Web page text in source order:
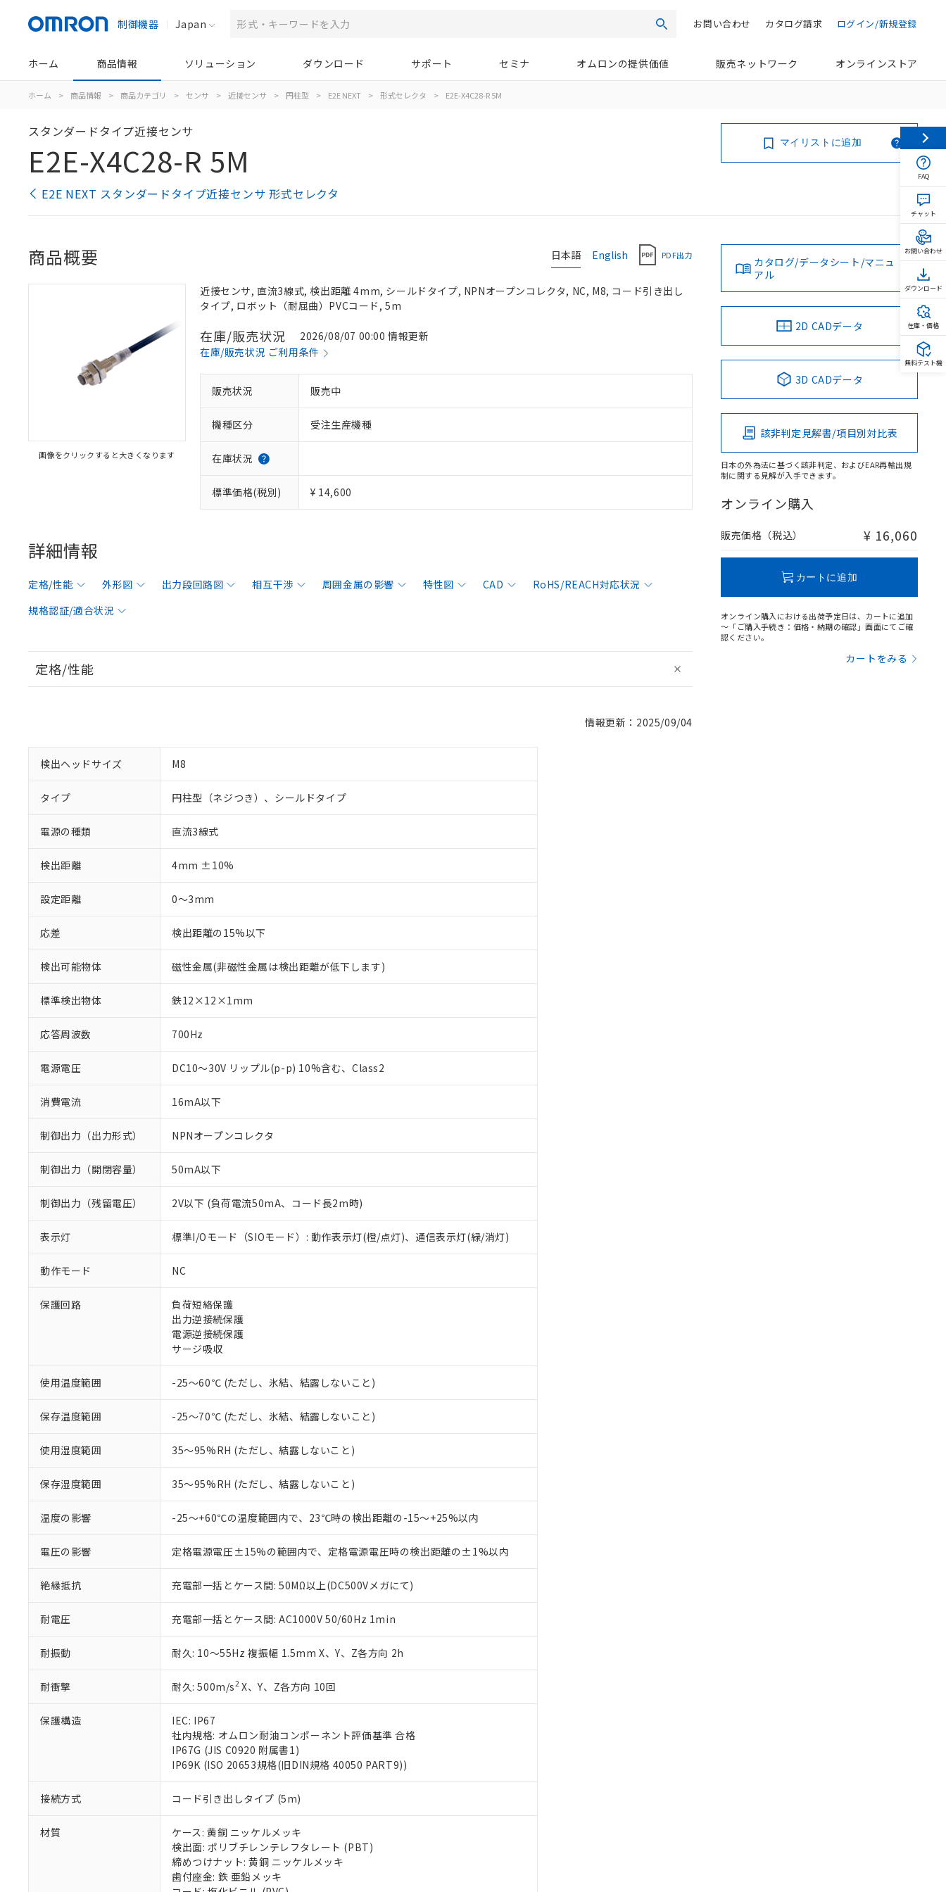
制御機器 Japan 検索 ログイン/新規登録
カタログ請求
お問い合わせ
ホーム 商品情報 ソリューション ダウンロード サポート セミナ オムロンの提供価値 販売ネットワーク オンラインストア
ホーム > 商品情報 > 商品カテゴリ > センサ > 近接センサ > 円柱型 > E2E NEXT > 形式セレクタ > E2E-X4C28-R 5M
スタンダードタイプ近接センサ
E2E-X4C28-R 5M
E2E NEXT スタンダードタイプ近接センサ 形式セレクタ
マイリストに追加
日本語 English PDF出力
商品概要
画像をクリックすると大きくなります
近接センサ, 直流3線式, 検出距離 4mm, シールドタイプ, NPNオープンコレクタ, NC, M8, コード引き出し
タイプ, ロボット（耐屈曲）PVCコード, 5m
在庫/販売状況
2026/08/07 00:00 情報更新
在庫/販売状況 ご利用条件
販売状況 販売中
機種区分 受注生産機種
在庫状況
標準価格(税別) ¥ 14,600
詳細情報
定格/性能 外形図 出力段回路図 相互干渉 周囲金属の影響 特性図 CAD
RoHS/REACH対応状況
規格認証/適合状況
定格/性能
情報更新：2025/09/04
検出ヘッドサイズ M8
タイプ 円柱型（ネジつき）、シールドタイプ
電源の種類 直流3線式
検出距離 4mm ±10%
設定距離 0～3mm
応差 検出距離の15%以下
検出可能物体 磁性金属(非磁性金属は検出距離が低下します)
標準検出物体 鉄12×12×1mm
応答周波数 700Hz
電源電圧 DC10～30V リップル(p-p) 10%含む、Class2
消費電流 16mA以下
制御出力（出力形式） NPNオープンコレクタ
制御出力（開閉容量） 50mA以下
制御出力（残留電圧） 2V以下 (負荷電流50mA、コード長2m時)
表示灯 標準I/Oモード（SIOモード）: 動作表示灯(橙/点灯)、通信表示灯(緑/消灯)
動作モード NC
保護回路
負荷短絡保護
出力逆接続保護
電源逆接続保護
サージ吸収
使用温度範囲 -25～60℃ (ただし、氷結、結露しないこと)
保存温度範囲 -25～70℃ (ただし、氷結、結露しないこと)
使用湿度範囲 35～95%RH (ただし、結露しないこと)
保存湿度範囲 35～95%RH (ただし、結露しないこと)
温度の影響 -25～+60℃の温度範囲内で、23℃時の検出距離の-15～+25%以内
電圧の影響 定格電源電圧±15%の範囲内で、定格電源電圧時の検出距離の±1%以内
絶縁抵抗 充電部一括とケース間: 50MΩ以上(DC500Vメガにて)
耐電圧 充電部一括とケース間: AC1000V 50/60Hz 1min
耐振動 耐久: 10～55Hz 複振幅 1.5mm X、Y、Z各方向 2h
耐衝撃 耐久: 500m/s2X、Y、Z各方向 10回
保護構造
IEC: IP67
社内規格: オムロン耐油コンポーネント評価基準 合格
IP67G (JIS C0920 附属書1)
IP69K (ISO 20653規格(旧DIN規格 40050 PART9))
接続方式 コード引き出しタイプ (5m)
材質
ケース: 黄銅 ニッケルメッキ
検出面: ポリブチレンテレフタレート (PBT)
締めつけナット: 黄銅 ニッケルメッキ
歯付座金: 鉄 亜鉛メッキ
カタログ/データシート/マニュ
アル
2D CADデータ
3D CADデータ
該非判定見解書/項目別対比表
日本の外為法に基づく該非判定、およびEAR再輸出規
制に関する見解が入手できます。
オンライン購入
販売価格（税込） ¥ 16,060
カートに追加
オンライン購入における出荷予定日は、カートに追加
～「ご購入手続き：価格・納期の確認」画面にてご確
認ください。
カートをみる
以下の条件をお読みいただき、同意のうえご利用ください。
当社制御機器事業取扱商品の中には、本サービスの対象外となる商品もあることをご了承ください。
在庫状況および標準価格照会結果は、記載している更新日時点での社内データに基づき作成されるも
のであり、閲覧された時点での実際の在庫および標準価格とは異なる場合があることをご了承くださ
正式な納期状況および標準価格はお客様のお取引先、またはお客様担当のオムロン制御機器販売店・
当社販売員にご相談ください。
オムロン制御機器販売店や当社販売拠点は「
在庫状況および標準価格結果を当社の事前の承諾なく第三者に漏洩または開示しないようお願いしま
す。
ている必要があります。
お客様が当ウェブサイト上で当社にご登録された部品リストについて、当社および当社の共同利用者
さい。
※当社の共同利用者とは、"個人情報の共同利用に関して"
の「1.共同利用者の範囲」に記載されて
いる法人を指します。
※1 対応状況
対応予定：EU RoHS指令（10物質）の非含有に対応した製品に切り替える予定のある商品です。
対応予定なし：EU RoHS指令（10物質）の非含有に非対応の商品で、対応品を出す予定はありません。
仕入先様の事情により、非含有部品としていたものが、含有品と判明した場合などやむを得ず変更すること
があります。
*EU RoHS指令（10物質）：
フタル酸ビス(2-エチルヘキシル) (DEHP)(別名：DOP) 1000ppm以下、フタル酸ブチルベンジル（BBP） 1000ppm以下、フタル酸ジブチ
ル（DBP） 1000ppm以下、フタル酸ジイソブチル (DIBP) 1000ppm以下
但し、RoHS指令で産業用監視および制御機器に対する適用除外項目は除く。
フタル酸エステル類の４物質については閾値を超える意図的な使用がないことを確認しています。
※2 対応予定月
部品在庫の切り替え状況などにより、予定月が前後することがあります。
下記の非含有証明書をダウンロードすることができます。
EU RoHS指令（10物質）の非含有証明書
51物質の非含有証明書（当社基準）
※本証明書は発行日時点で非含有を証明するもので、過去に遡って非含有を証明するものではありません。
混在することから備考欄に対応日を記載しておりました。
既に当社にて対応品への在庫切替を完了していることから、特段のことがない限り、2022年1月12日よ
※1 中国RoHS○×表
「○」：最大均質材料含有率が中国RoHSの基準値以下であることを示します。
「×」：最大均質材料含有率が中国RoHSの基準値を超えていることを示します。
Pb(鉛) :1000ppm、 Hg(水銀) : 1000ppm、 Cd(カドミウム) : 100ppm、
DEHP(フタル酸ビス(2-エチルヘキシル)) : 1000ppm
※2 環境保護使用期限
「ｅ」：有害物質（10物質）のすべてが基準値以下であることを示します。
「10」：通常の使用状況下において有害物質が外部に漏えいし、環境に深刻な影響を及ぼさない年数を意
味します。
などの必要な手続きをとります。
当社は規制貨物を破棄する場合は、完全に破砕するなど、違法に輸出されないよう必要な手段を講じ
当社は貴社製品を、核兵器、ミサイル、化学兵器、生物兵器またはその他武器並びにこれらの製造装
置等に一切使用いたしません。
また当社は、販売先および販売に係わる関係者が違法に輸出するおそれがある場合は、取り引きをい
たしません。
号
○ 一定数以上の在庫あり
△ 一定数には満たないが在庫あり
－
在庫なし(最新の在庫状況については、お客様のお取引先、またはお客様担当のオムロン制御
機器販売店・当社販売員にご確認ください)
空
白
受注生産機種、また在庫状況の情報を公開していない機種
FAQ
チャット
お問い合わせ
ダウンロード
在庫・価格
無料テスト機